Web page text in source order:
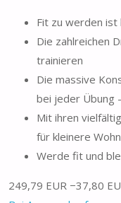
Fit zu werden
Die zahlreichen
trainieren
Die massive
bei jeder Übung
Mit ihren
für kleinere
Werde fit und
249,79 EUR −37,80